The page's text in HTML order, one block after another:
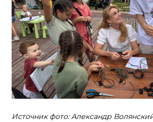
Источник фото: Александр